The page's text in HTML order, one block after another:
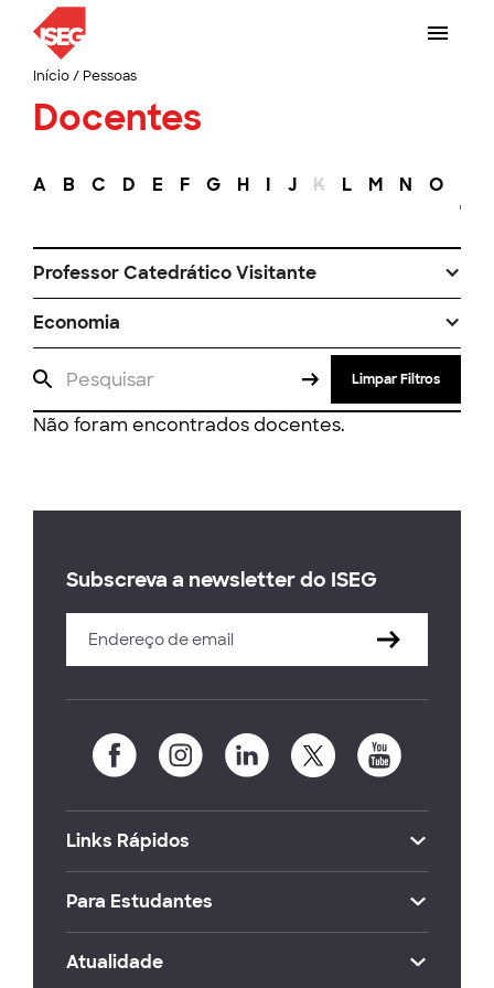
Início/ Pessoas
Docentes
A B C D E F G H I J K L M N O
Professor Catedrático Visitante
Economia
Limpar Filtros
Não foram encontrados docentes.
Subscreva a newsletter do ISEG
Links Rápidos
Para Estudantes
Atualidade